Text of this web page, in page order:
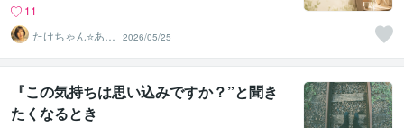
11
たけちゃん⭐あな
たの魅力を見つ
ける対話人
2026/05/25
『この気持ちは思い込みですか？”と聞き
たくなるとき